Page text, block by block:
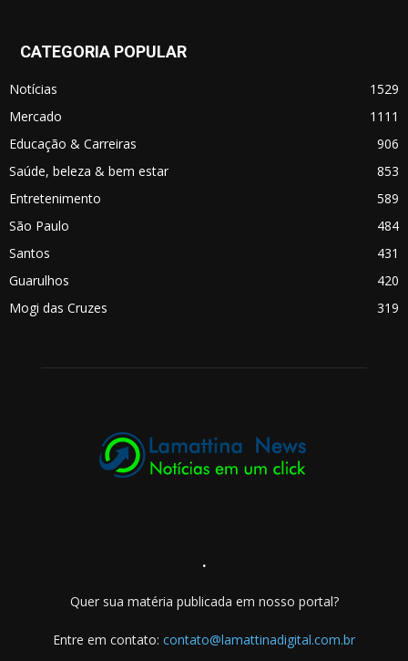
CATEGORIA POPULAR
Notícias
1529
Mercado
1111
Educação & Carreiras
906
Saúde, beleza & bem estar
853
Entretenimento
589
São Paulo
484
Santos
431
Guarulhos
420
Mogi das Cruzes
319
.
Quer sua matéria publicada em nosso portal?
Entre em contato: contato@lamattinadigital.com.br